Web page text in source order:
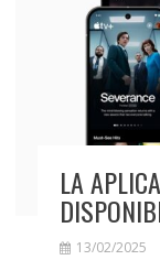
LA
13/02/2025